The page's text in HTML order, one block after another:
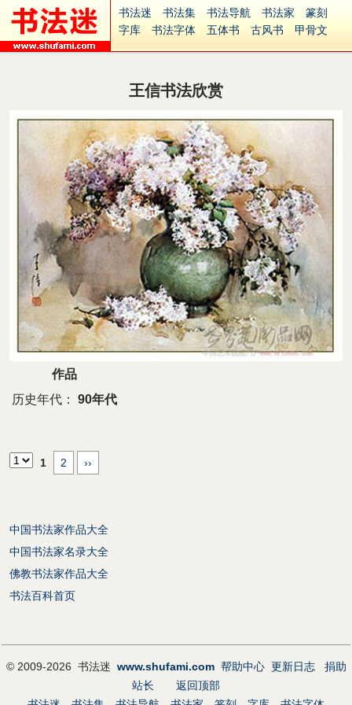
书法迷 书法集 书法导航 书法家
篆刻
字库
书法字体 五体书 古风书
甲骨文
集字
字形 大字 篆刻之家
古籍
中医 象棋 游戏
起名
识字 英语 印章 签名
硬筆字
字体下载
免费字体 中文字体
Ai矢量
P图宝 南无阿弥陀佛
安全网站
捐赠 繁體版
王信书法欣赏
作品
历史年代：
90年代
1 2 ››
中国书法家作品大全
中国书法家名录大全
佛教书法家作品大全
书法百科首页
© 2009-2026 书法迷 www.shufami.com 帮助中心 更新日志
捐助
站长
返回顶部